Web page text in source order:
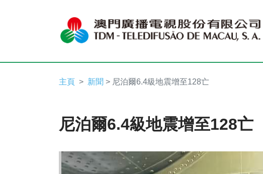
主頁 新聞 > 尼泊爾6.4級地震增至128亡
尼泊爾6.4級地震增至128亡